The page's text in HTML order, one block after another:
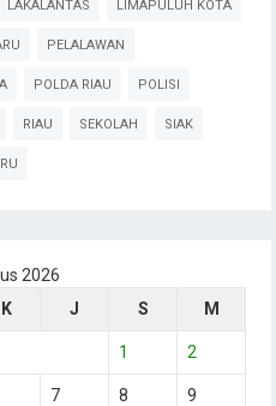
LAKALANTAS LIMAPULUH KOTA
PELALAWAN
POLDA RIAU POLISI
RIAU SEKOLAH SIAK
2026
K J S M
1 2
7 8 9